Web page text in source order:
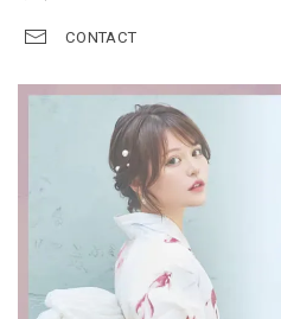
CONTACT